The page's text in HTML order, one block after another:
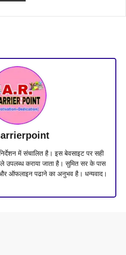
में संचालित है। इस बेवसाइट पर सही
उपलब्ध कराया जाता है। सुमित सर के पास
ऑफलाइन पढाने का अनुभव है। धन्यवाद।